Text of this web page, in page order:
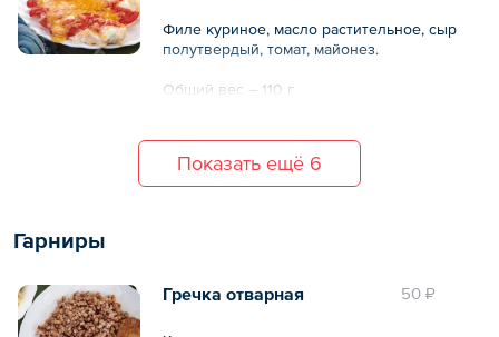
Филе куриное, масло растительное, сыр
полутвердый, томат, майонез.
Общий вес – 110 г
Показать ещё 6
Гарниры
50 ₽
Гречка отварная